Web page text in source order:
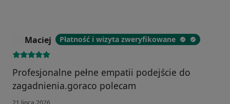
Maciej Płatność i wizyta zweryfikowane
Profesjonalne pełne empatii podejście do
zagadnienia.goraco polecam